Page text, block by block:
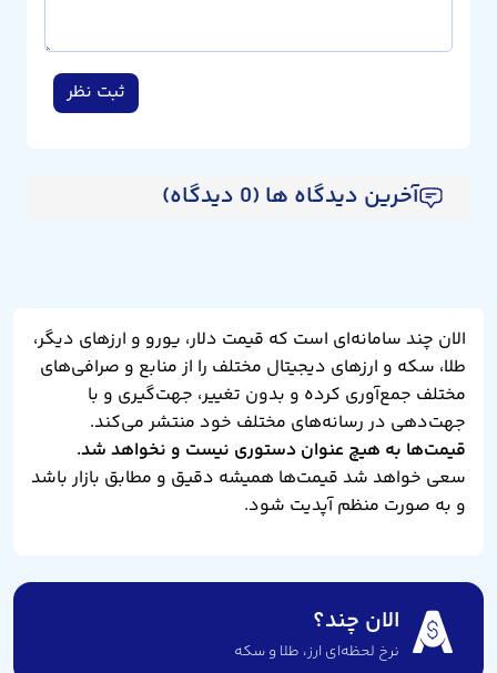
ثبت نظر
آخرین دیدگاه ها (0 دیدگاه)
الان چند سامانه‌ای است که قیمت دلار، یورو و ارزهای دیگر،
طلا، سکه و ارزهای دیجیتال مختلف را از منابع و صرافی‌های
مختلف جمع‌آوری کرده و بدون تغییر، جهت‌گیری و با
جهت‌دهی در رسانه‌های مختلف خود منتشر می‌کند.
قیمت‌ها به هیچ عنوان دستوری نیست و نخواهد شد.
سعی خواهد شد قیمت‌ها همیشه دقیق و مطابق بازار باشد
و به صورت منظم آپدیت شود.
الان چند؟
نرخ لحظه‌ای ارز،‌ طلا و سکه